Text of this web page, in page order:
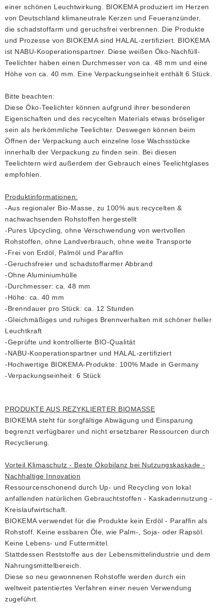
einer schönen Leuchtwirkung. BIOKEMA produziert im Herzen
von Deutschland klimaneutrale Kerzen und Feueranzünder,
die schadstoffarm und geruchsfrei verbrennen. Die Produkte
und Prozesse von BIOKEMA sind HALAL-zertifiziert. BIOKEMA
ist NABU-Kooperationspartner. Diese weißen Öko-Nachfüll-
Teelichter haben einen Durchmesser von ca. 48 mm und eine
Höhe von ca. 40 mm. Eine Verpackungseinheit enthält 6 Stück.
Bitte beachten:
Diese Öko-Teelichter können aufgrund ihrer besonderen
Eigenschaften und des recycelten Materials etwas bröseliger
sein als herkömmliche Teelichter. Deswegen können beim
Öffnen der Verpackung auch einzelne lose Wachsstücke
innerhalb der Verpackung zu finden sein. Bei diesen
Teelichtern wird außerdem der Gebrauch eines Teelichtglases
empfohlen.
Produktinformationen:
-Aus regionaler Bio-Masse, zu 100% aus recycelten &
nachwachsenden Rohstoffen hergestellt
-Pures Upcycling, ohne Verschwendung von wertvollen
Rohstoffen, ohne Landverbrauch, ohne weite Transporte
-Frei von Erdöl, Palmöl und Paraffin
-Geruchsfreier und schadstoffarmer Abbrand
-Ohne Aluminiumhülle
-Durchmesser: ca. 48 mm
-Höhe: ca. 40 mm
-Brenndauer pro Stück: ca. 12 Stunden
-Gleichmäßiges und ruhiges Brennverhalten mit schöner heller
Leuchtkraft
-Geprüfte und kontrollierte BIO-Qualität
-NABU-Kooperationspartner und HALAL-zertifiziert
-Hochwertige BIOKEMA-Produkte: 100% Made in Germany
-Verpackungseinheit: 6 Stück
PRODUKTE AUS REZYKLIERTER BIOMASSE
BIOKEMA steht für sorgfältige Abwägung und Einsparung
begrenzt verfügbarer und nicht ersetzbarer Ressourcen durch
Recyclierung.
Vorteil Klimaschutz - Beste Ökobilanz bei Nutzungskaskade -
Nachhaltige Innovation
Ressourcenschonend durch Up- und Recycling von lokal
anfallenden natürlichen Gebrauchtstoffen - Kaskadennutzung -
Kreislaufwirtschaft.
BIOKEMA verwendet für die Produkte kein Erdöl - Paraffin als
Rohstoff. Keine essbaren Öle, wie Palm-, Soja- oder Rapsöl.
Keine Lebens- und Futtermittel.
Stattdessen Reststoffe aus der Lebensmittelindustrie und dem
Nahrungsmittelbereich.
Diese so neu gewonnenen Rohstoffe werden durch ein
weltweit patentiertes Verfahren einer neuen Verwendung
zugeführt.